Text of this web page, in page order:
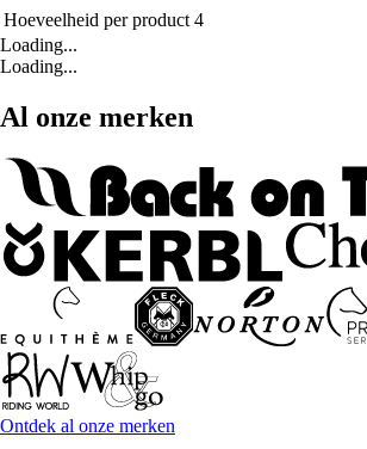
Hoeveelheid per product 4
Loading...
Loading...
Al onze merken
Ontdek al onze merken